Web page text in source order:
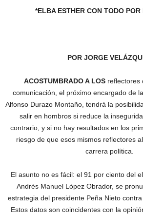
*ELBA ESTHER CON TODO POR
POR JORGE
ACOSTUMBRADO A LOS reflectores
comunicación, el próximo encargado de
Alfonso Durazo Montaño, tendrá la
salir en hombros si reduce la
contrario, y si no hay resultados en los
riesgo de que esos mismos reflectores
carrera política.
El asunto no es fácil: el 91 por ciento del
Andrés Manuel López Obrador, se
estrategia del presidente Peña Nieto
Estos datos son coincidentes con la